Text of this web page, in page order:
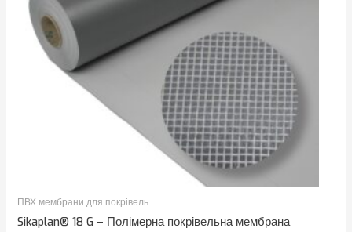
ПВХ мембрани для покрівель
Sikaplan® 18 G – Полімерна покрівельна мембрана